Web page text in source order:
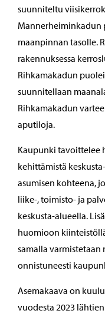
suunniteltu
Mannerheiminkadun
maanpinnan tasolle.
rakennuksessa
Rihkamakadun
suunnitellaan
Rihkamakadun
aputiloja.
Kaupunki tavoittelee
kehittämistä
asumisen kohteena,
liike-, toimisto- ja
keskusta-alueella.
huomioon
samalla
onnistuneesti
Asemakaava on
vuodesta 2023